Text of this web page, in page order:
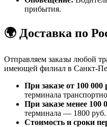
прибытия.
🌍 Доставка по
Отправляем заказы любой
имеющей филиал в Санкт-
При заказе от 100 000
терминала
При заказе менее 100
терминала — 1800 руб.
Стоимость и сроки